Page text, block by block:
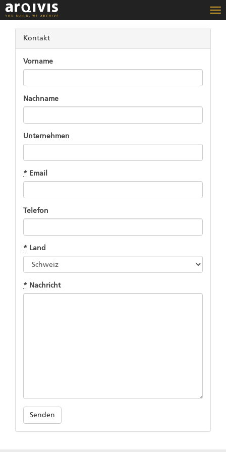
Kontakt
Vorname
Nachname
Unternehmen
* Email
Telefon
* Land
* Nachricht
Senden